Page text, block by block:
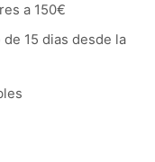
a 150€
de 15 dias desde la